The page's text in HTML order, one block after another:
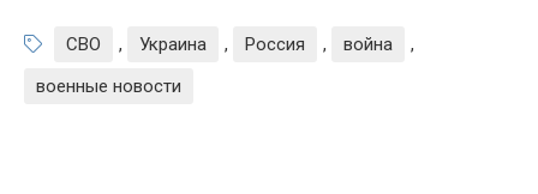
СВО , Украина , Россия , война
,
военные новости